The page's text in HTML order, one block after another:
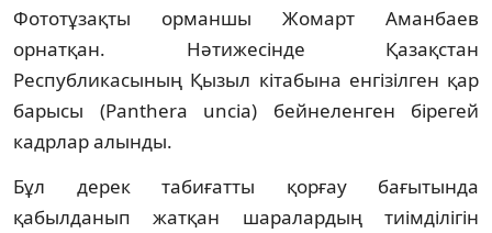
Фототұзақты орманшы Жомарт Аманбаев
орнатқан. Нәтижесінде Қазақстан
Республикасының Қызыл кітабына енгізілген қар
барысы (Panthera uncia) бейнеленген бірегей
кадрлар алынды.
Бұл дерек табиғатты қорғау бағытында
қабылданып жатқан шаралардың тиімділігін